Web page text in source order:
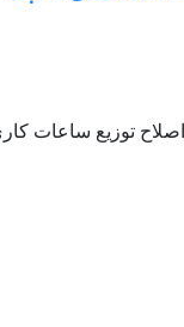
توزیع ساعات